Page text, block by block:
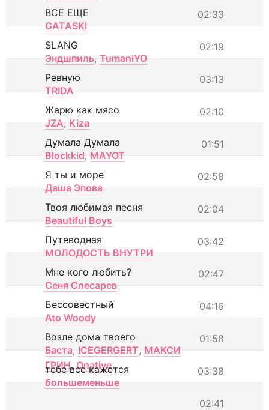
02:33
ВСЕ ЕЩЕ
GATASKI
02:19
SLANG
Эндшпиль, TumaniYO
03:13
Ревную
TRIDA
02:10
Жарю как мясо
JZA, Kiza
01:51
Думала Думала
Blockkid, MAYOT
02:58
Я ты и море
Даша Эпова
02:04
Твоя любимая песня
Beautiful Boys
03:42
Путеводная
МОЛОДОСТЬ ВНУТРИ
02:47
Мне кого любить?
Сеня Слесарев
04:16
Бессовестный
Ato Woody
01:58
Возле дома твоего
Баста, ICEGERGERT, МАКСИ
ГРИН, Onative 03:38
тебе все кажется
большеменьше
02:41